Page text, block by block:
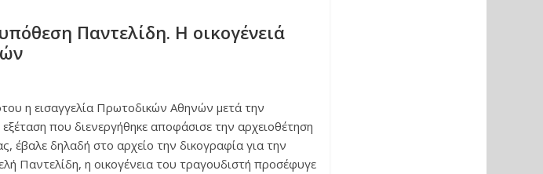
Παντελίδη. Η οικογένειά
η εισαγγελία Πρωτοδικών Αθηνών μετά την
που διενεργήθηκε αποφάσισε την αρχειοθέτηση
έβαλε δηλαδή στο αρχείο την δικογραφία για την
Παντελίδη, η οικογένεια του τραγουδιστή προσέφυγε